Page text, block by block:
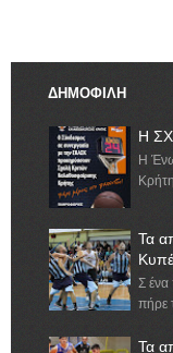
ΔΗΜΟΦΙΛΗ
Η
Η
Τα
Σ ένα
πήρε
Τα